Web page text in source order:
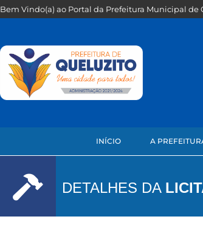
Bem Vindo(a) ao Portal da Prefeitura Municipal de
INÍCIO A
DETALHES DA